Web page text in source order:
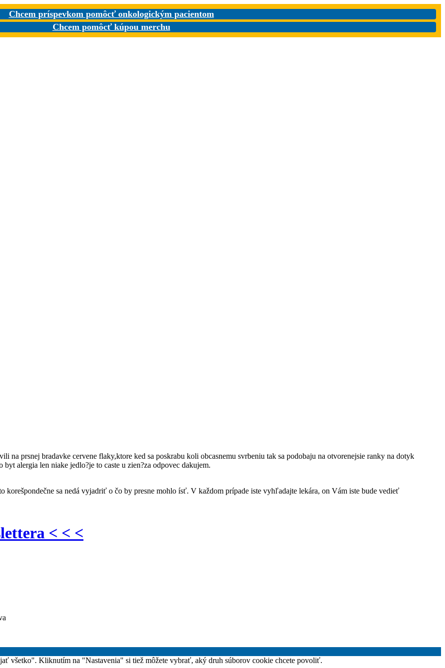
Chcem príspevkom pomôcť onkologickým pacientom
Chcem pomôcť kúpou merchu
na prsnej bradavke cervene flaky,ktore ked sa poskrabu koli obcasnemu svrbeniu tak sa podobaju na otvorenejsie ranky na dotyk
alergia len niake jedlo?je to caste u zien?za odpovec dakujem.
korešpondečne sa nedá vyjadriť o čo by presne mohlo ísť. V každom prípade iste vyhľadajte lekára, on Vám iste bude vedieť
< < <
všetko". Kliknutím na "Nastavenia" si tiež môžete vybrať, aký druh súborov cookie chcete povoliť.